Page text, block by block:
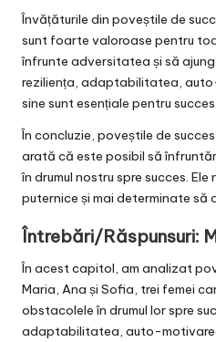
Învățăturile din poveștile de
sunt foarte valoroase pentru
înfrunte adversitatea și să
reziliența, adaptabilitatea,
sine sunt esențiale pentru succes.
În concluzie, poveștile de
arată că este posibil să
în drumul nostru spre succes. Ele
puternice și mai determinate să
Întrebări/Răspunsuri:
În acest capitol, am analizat
Maria, Ana și Sofia, trei femei
obstacolele în drumul lor spre
adaptabilitatea, auto-